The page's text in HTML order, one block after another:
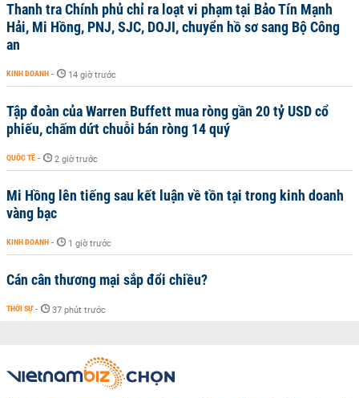
Thanh tra Chính phủ chỉ ra loạt vi phạm tại Bảo Tín Mạnh
Hải, Mi Hồng, PNJ, SJC, DOJI, chuyển hồ sơ sang Bộ Công
an
KINH DOANH - 14 giờ trước
Tập đoàn của Warren Buffett mua ròng gần 20 tỷ USD cổ
phiếu, chấm dứt chuỗi bán ròng 14 quý
QUỐC TẾ - 2 giờ trước
Mi Hồng lên tiếng sau kết luận về tồn tại trong kinh doanh
vàng bạc
KINH DOANH - 1 giờ trước
Cán cân thương mại sắp đổi chiều?
THỜI SỰ - 37 phút trước